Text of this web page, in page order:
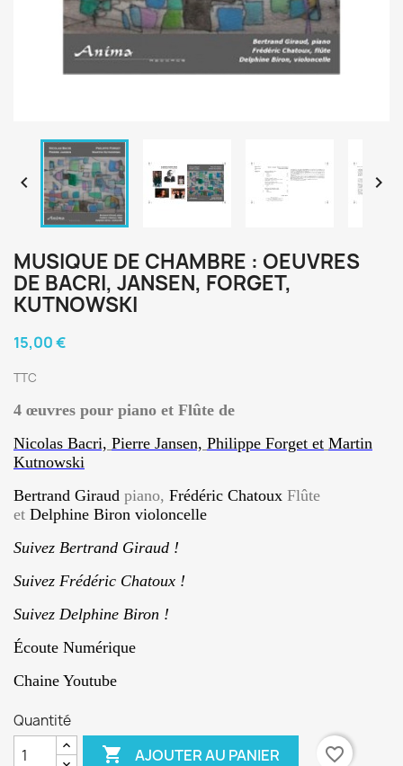
 
MUSIQUE DE CHAMBRE : OEUVRES
DE BACRI, JANSEN, FORGET,
KUTNOWSKI
15,00 €
TTC
4 œuvres pour piano et Flûte de
Nicolas Bacri, Pierre Jansen, Philippe Forget et Martin
Kutnowski
Bertrand Giraud piano, Frédéric Chatoux Flûte
et Delphine Biron violoncelle
Suivez Bertrand Giraud !
Suivez Frédéric Chatoux !
Suivez Delphine Biron !
Écoute Numérique
Chaine Youtube
Quantité
 AJOUTER AU PANIER favorite_border